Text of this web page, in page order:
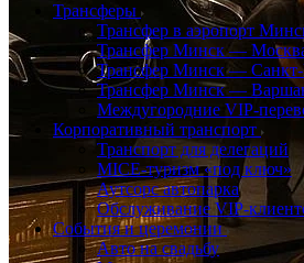
Трансферы
Трансфер в аэропорт
Трансфер Минск —
Трансфер Минск — Санкт-
Трансфер Минск —
Междугородние VIP-
Корпоративный транспорт
Транспорт для делегаций
MICE-туризм «под ключ»
Аутсорс автопарка
Обслуживание VIP-
События и церемонии
Авто на свадьбу